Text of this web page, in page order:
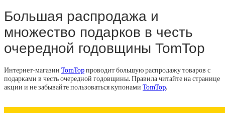
Большая распродажа и
множество подарков в честь
очередной годовщины TomTop
Интернет-магазин TomTopпроводит большую распродажу товаров с
подарками в честь очередной годовщины. Правила читайте на странице
акции и не забывайте пользоваться купонами TomTop.